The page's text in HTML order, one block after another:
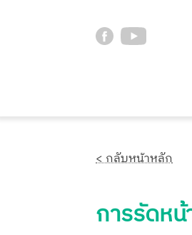
< กลับหน้าหลัก
การรัดห